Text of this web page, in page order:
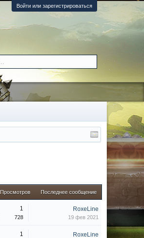
Войти или зарегистрироваться
Просмотров Последнее сообщение
1
728
RoxeLine
19 фев 2021
1 RoxeLine